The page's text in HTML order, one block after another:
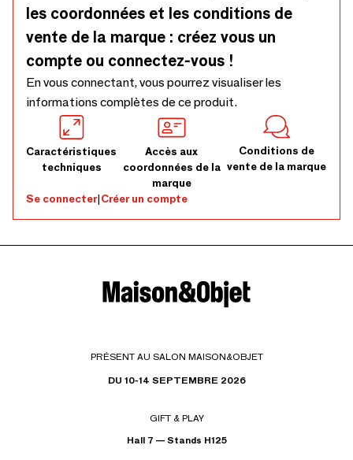
les coordonnées et les conditions de
vente de la marque : créez vous un
compte ou connectez-vous !
En vous connectant, vous pourrez visualiser les
informations complètes de ce produit.
Caractéristiques
techniques
Accès aux
coordonnées de la
marque
Conditions de
vente de la marque
Se connecter|Créer un compte
PRÉSENT AU SALON MAISON&OBJET
DU 10-14 SEPTEMBRE 2026
GIFT & PLAY
Hall 7 — Stands H125